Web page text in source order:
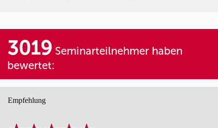
3019 Seminarteilnehmer haben
bewertet:
Empfehlung